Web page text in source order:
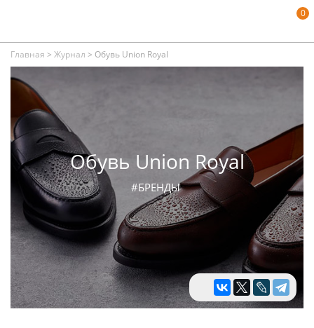
0
Главная > Журнал > Обувь Union Royal
Обувь Union Royal
#БРЕНДЫ